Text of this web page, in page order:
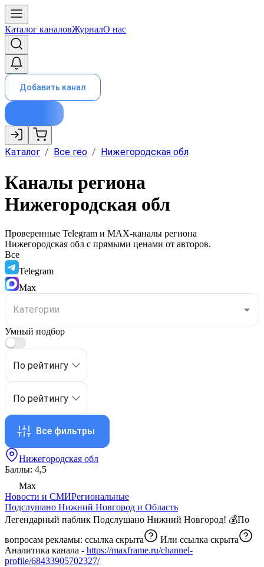
Каталог каналовЖурналО нас
Добавить канал
Каталог / Все гео / Нижегородская обл
Каналы региона
Нижегородская обл
Проверенные Telegram и MAX-каналы региона
Нижегородская обл с прямыми ценами от авторов.
Все
Telegram
Max
Умный подбор
По рейтингу
По рейтингу
Все фильтры
Нижегородская обл
Баллы: 4,5
Max
Новости и СМИРегиональные
Подслушано Нижний Новгород и Область
Легендарный паблик Подслушано Нижний Новгород! 💰По
вопросам рекламы: ссылка скрыта Или ссылка скрыта
Аналитика канала - https://maxframe.ru/channel-
profile/68433905702327/